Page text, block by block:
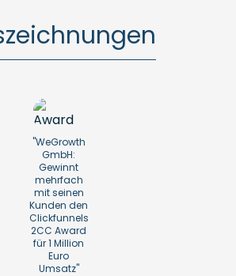
"WeGrowth
GmbH:
Gewinnt
mehrfach
mit seinen
Kunden den
Clickfunnels
2CC Award
für 1 Million
Euro
Umsatz"